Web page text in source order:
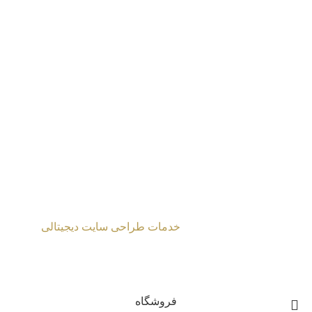
خدمات طراحی سایت دیجیتالی
فروشگاه